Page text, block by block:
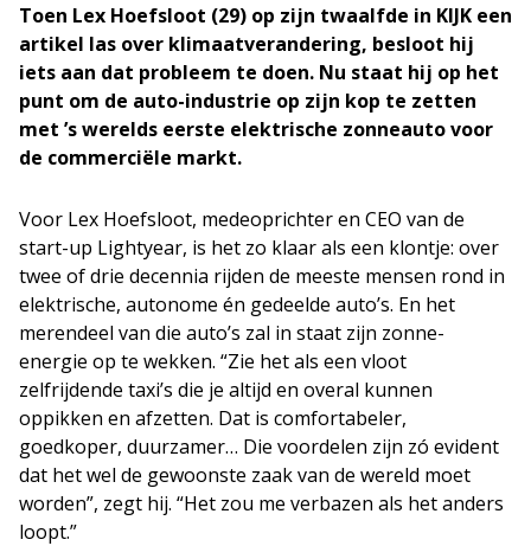
Toen Lex Hoefsloot (29) op zijn twaalfde in KIJK een
artikel las over klimaatverandering, besloot hij
iets aan dat probleem te doen. Nu staat hij op het
punt om de auto-industrie op zijn kop te zetten
met ’s werelds eerste elektrische zonneauto voor
de commerciële markt.
Voor Lex Hoefsloot, medeoprichter en CEO van de
start-up Lightyear, is het zo klaar als een klontje: over
twee of drie decennia rijden de meeste mensen rond in
elektrische, autonome én gedeelde auto’s. En het
merendeel van die auto’s zal in staat zijn zonne-
energie op te wekken. “Zie het als een vloot
zelfrijdende taxi’s die je altijd en overal kunnen
oppikken en afzetten. Dat is comfortabeler,
goedkoper, duurzamer… Die voordelen zijn zó evident
dat het wel de gewoonste zaak van de wereld moet
worden”, zegt hij. “Het zou me verbazen als het anders
loopt.”